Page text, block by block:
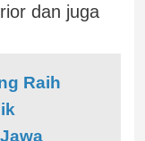
dan juga
Raih